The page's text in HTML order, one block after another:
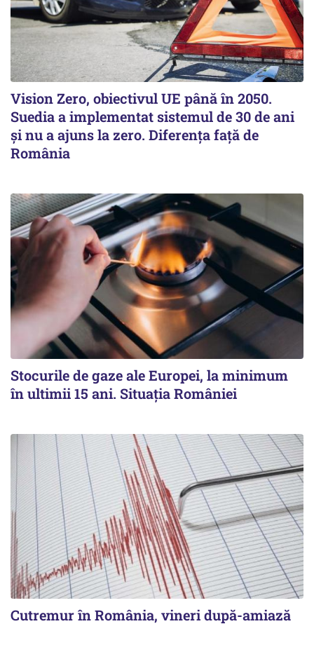
Vision Zero, obiectivul UE până în 2050.
Suedia a implementat sistemul de 30 de ani
şi nu a ajuns la zero. Diferenţa faţă de
România
Stocurile de gaze ale Europei, la minimum
în ultimii 15 ani. Situația României
Cutremur în România, vineri după-amiază